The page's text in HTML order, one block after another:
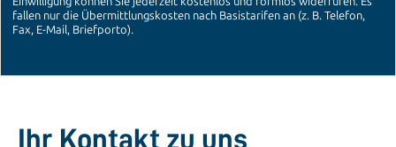
Ihr Kontakt zu uns